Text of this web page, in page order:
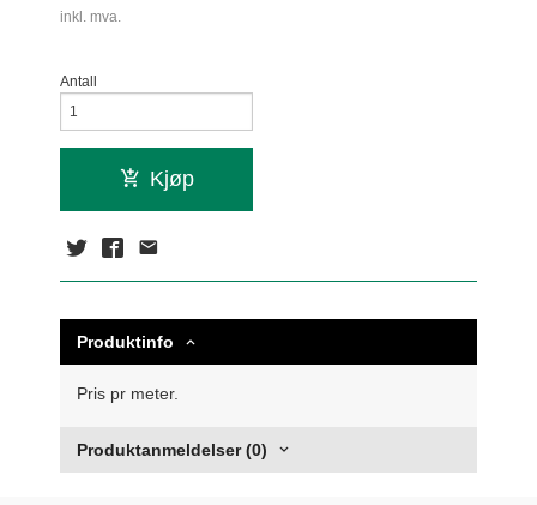
inkl. mva.
Antall
Kjøp
Produktinfo
Pris pr meter.
Produktanmeldelser (0)